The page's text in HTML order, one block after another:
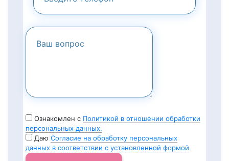
Ознакомлен с Политикой в отношении обработки
персональных данных.
Даю Согласие на обработку персональных
данных в соответствии с установленной формой